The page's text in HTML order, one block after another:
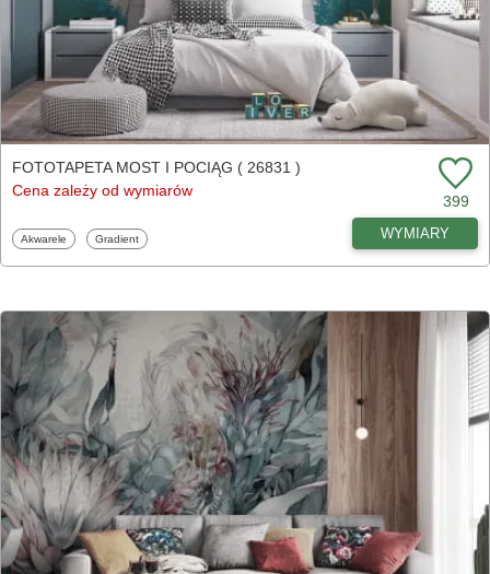
FOTOTAPETA MOST I POCIĄG ( 26831 )
Cena zależy od wymiarów
399
Fototapety
Akwarele Fototapety
Gradient WYMIARY